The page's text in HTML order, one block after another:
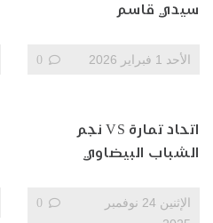
سيدي قاسم
الأحد 1 فبراير 2026 0
اتحاد تمارة VS نجم
الشباب البيضاوي
الإثنين 24 نوفمبر
0